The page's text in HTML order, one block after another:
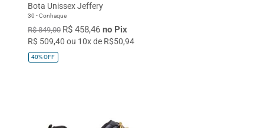
Bota Unissex Jeffery
30 - Conhaque
R$ 849,00 R$ 458,46 no Pix
R$ 509,40 ou 10x de R$50,94
40%OFF